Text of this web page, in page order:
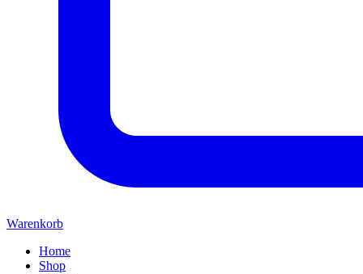
Warenkorb
Home
Shop